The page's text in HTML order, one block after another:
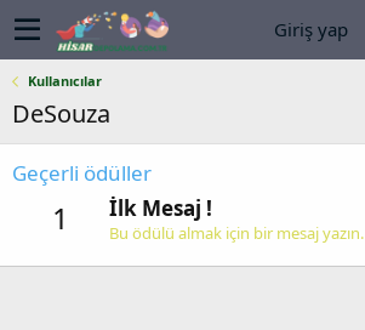
Giriş yap
Kullanıcılar
DeSouza
Geçerli ödüller
1 İlk Mesaj !
Bu ödülü almak için bir mesaj yazın.